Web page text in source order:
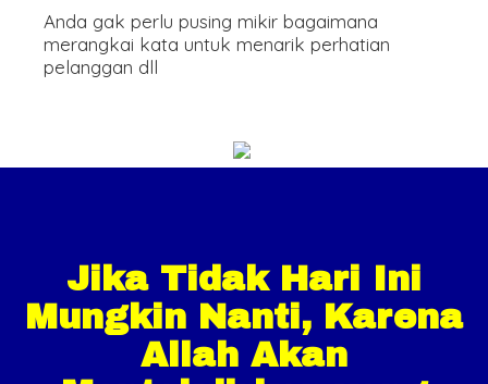
Anda gak perlu pusing mikir bagaimana
merangkai kata untuk menarik perhatian
pelanggan dll
Jika Tidak Hari Ini
Mungkin Nanti, Karena
Allah Akan